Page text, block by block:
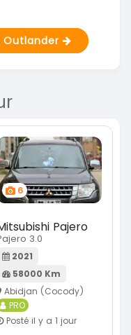
Outlander
6
Pajero
3.0
2021
58000 Km
Abidjan (Cocody)
PRO
Posté il y a 1 jour